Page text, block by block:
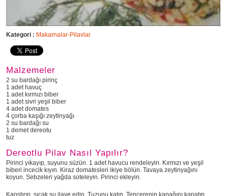
Kategori : Makarnalar-Pilavlar
Malzemeler
2 su bardağı pirinç
1 adet havuç
1 adet kırmızı biber
1 adet sivri yeşil biber
4 adet domates
4 çorba kaşığı zeytinyağı
2 su bardağı su
1 demet dereotu
tuz
Dereotlu Pilav Nasıl Yapılır?
Pirinci yıkayıp, suyunu süzün. 1 adet havucu rendeleyin. Kırmızı ve yeşil
biberi incecik kıyın. Kiraz domatesleri ikiye bölün. Tavaya zeytinyağını
koyun. Sebzeleri yağda soteleyin. Pirinci ekleyin.
Karıştırıp, sıcak su ilave edin. Tuzunu katın. Tencerenin kapağını kapatıp,